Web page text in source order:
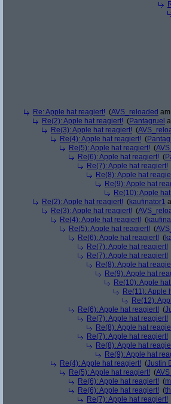
Re: Apple hat reagiert! (AVS_reloaded
Re(2): Apple hat reagiert! (Pantagruel
Re(3): Apple hat reagiert! (
Re(4): Apple hat reagiert! (
Re(5): Apple hat reagiert! (
Re(6): Apple hat reagiert! (
Re(7): Apple hat reagiert!
Re(8): Apple hat
Re(9): Apple hat
Re(10): Apple
Re(2): Apple hat reagiert! (kaufinator1
Re(3): Apple hat reagiert! (
Re(4): Apple hat reagiert! (
Re(5): Apple hat reagiert! (
Re(6): Apple hat reagiert! (
Re(7): Apple hat reagiert!
Re(7): Apple hat reagiert!
Re(8): Apple hat
Re(9): Apple hat
Re(10): Apple
Re(11): Apple
Re(12):
Re(6): Apple hat reagiert! (
Re(7): Apple hat reagiert!
Re(8): Apple hat
Re(7): Apple hat reagiert!
Re(8): Apple hat
Re(9): Apple hat
Re(4): Apple hat reagiert! (Justin
Re(5): Apple hat reagiert! (
Re(6): Apple hat reagiert! (
Re(6): Apple hat reagiert! (
Re(7): Apple hat reagiert!